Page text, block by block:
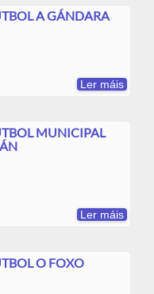
A GÁNDARA
Ler máis
MUNICIPAL
Ler máis
O FOXO